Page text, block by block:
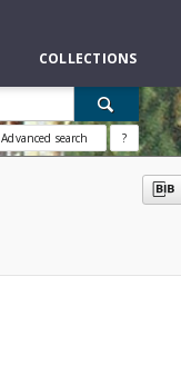
COLLECTIONS
Advanced search ?